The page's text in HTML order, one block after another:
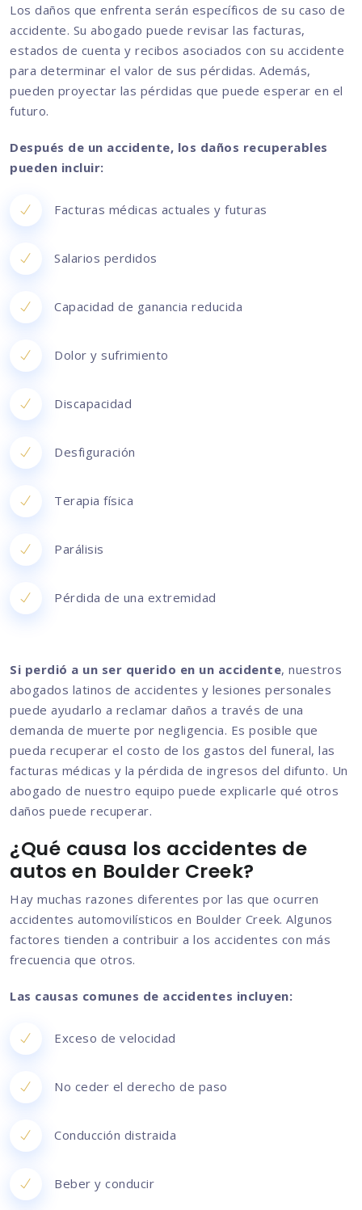
Los daños que enfrenta serán específicos de su caso de
accidente. Su abogado puede revisar las facturas,
estados de cuenta y recibos asociados con su accidente
para determinar el valor de sus pérdidas. Además,
pueden proyectar las pérdidas que puede esperar en el
futuro.
Después de un accidente, los daños recuperables
pueden incluir:
Facturas médicas actuales y futuras
Salarios perdidos
Capacidad de ganancia reducida
Dolor y sufrimiento
Discapacidad
Desfiguración
Terapia física
Parálisis
Pérdida de una extremidad
Si perdió a un ser querido en un accidente, nuestros
abogados latinos de accidentes y lesiones personales
puede ayudarlo a reclamar daños a través de una
demanda de muerte por negligencia. Es posible que
pueda recuperar el costo de los gastos del funeral, las
facturas médicas y la pérdida de ingresos del difunto. Un
abogado de nuestro equipo puede explicarle qué otros
daños puede recuperar.
¿Qué causa los accidentes de
autos en Boulder Creek?
Hay muchas razones diferentes por las que ocurren
accidentes automovilísticos en Boulder Creek. Algunos
factores tienden a contribuir a los accidentes con más
frecuencia que otros.
Las causas comunes de accidentes incluyen:
Exceso de velocidad
No ceder el derecho de paso
Conducción distraida
Beber y conducir